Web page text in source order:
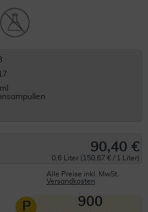
90,40 €
0.6 Liter (150,67 € / 1 Liter)
Alle Preise inkl. MwSt.
Versandkosten
P 900